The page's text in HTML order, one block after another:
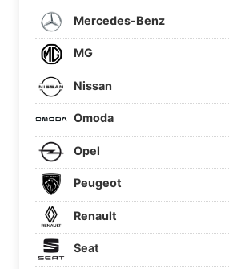
Mercedes-Benz
MG
Nissan
Omoda
Opel
Peugeot
Renault
Seat